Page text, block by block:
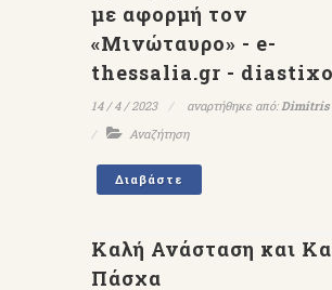
με αφορμή τον
«Μινώταυρο» - e-
thessalia.gr -
14 / 4 / 2023 αναρτήθηκε από:Dimitris
Αναζήτηση
Διαβάστε
Καλή Ανάσταση και
Πάσχα